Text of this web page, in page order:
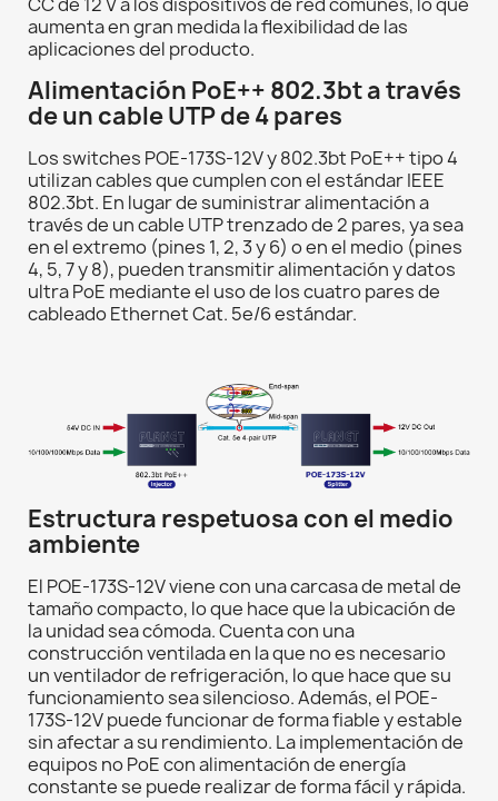
aumenta en gran medida la flexibilidad de las
aplicaciones del producto.
Alimentación PoE++ 802.3bt a través
de un cable UTP de 4 pares
Los switches POE-173S-12V y 802.3bt PoE++ tipo 4
utilizan cables que cumplen con el estándar IEEE
802.3bt. En lugar de suministrar alimentación a
través de un cable UTP trenzado de 2 pares, ya sea
en el extremo (pines 1, 2, 3 y 6) o en el medio (pines
4, 5, 7 y 8), pueden transmitir alimentación y datos
ultra PoE mediante el uso de los cuatro pares de
cableado Ethernet Cat. 5e/6 estándar.
Estructura respetuosa con el medio
ambiente
El POE-173S-12V viene con una carcasa de metal de
tamaño compacto, lo que hace que la ubicación de
la unidad sea cómoda. Cuenta con una
construcción ventilada en la que no es necesario
un ventilador de refrigeración, lo que hace que su
funcionamiento sea silencioso. Además, el POE-
173S-12V puede funcionar de forma fiable y estable
sin afectar a su rendimiento. La implementación de
equipos no PoE con alimentación de energía
constante se puede realizar de forma fácil y rápida.